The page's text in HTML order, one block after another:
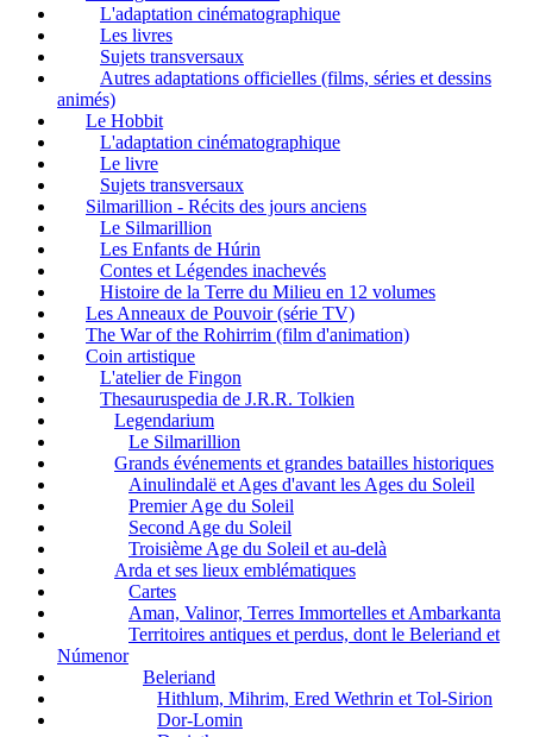
L'adaptation cinématographique
Les livres
Sujets transversaux
Autres adaptations officielles (films, séries et dessins
animés)
Le Hobbit
L'adaptation cinématographique
Le livre
Sujets transversaux
Silmarillion - Récits des jours anciens
Le Silmarillion
Les Enfants de Húrin
Contes et Légendes inachevés
Histoire de la Terre du Milieu en 12 volumes
Les Anneaux de Pouvoir (série TV)
The War of the Rohirrim (film d'animation)
Coin artistique
L'atelier de Fingon
Thesauruspedia de J.R.R. Tolkien
Legendarium
Le Silmarillion
Grands événements et grandes batailles historiques
Ainulindalë et Ages d'avant les Ages du Soleil
Premier Age du Soleil
Second Age du Soleil
Troisième Age du Soleil et au-delà
Arda et ses lieux emblématiques
Cartes
Aman, Valinor, Terres Immortelles et Ambarkanta
Territoires antiques et perdus, dont le Beleriand et
Númenor
Beleriand
Hithlum, Mihrim, Ered Wethrin et Tol-Sirion
Dor-Lomin